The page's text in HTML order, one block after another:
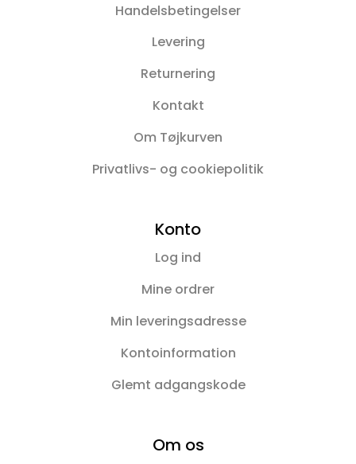
Handelsbetingelser
Levering
Returnering
Kontakt
Om Tøjkurven
Privatlivs- og cookiepolitik
Konto
Log ind
Mine ordrer
Min leveringsadresse
Kontoinformation
Glemt adgangskode
Om os